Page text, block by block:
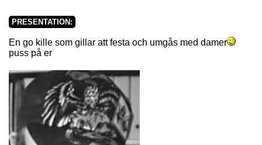
PRESENTATION:
En go kille som gillar att festa och umgås med damer
puss på er